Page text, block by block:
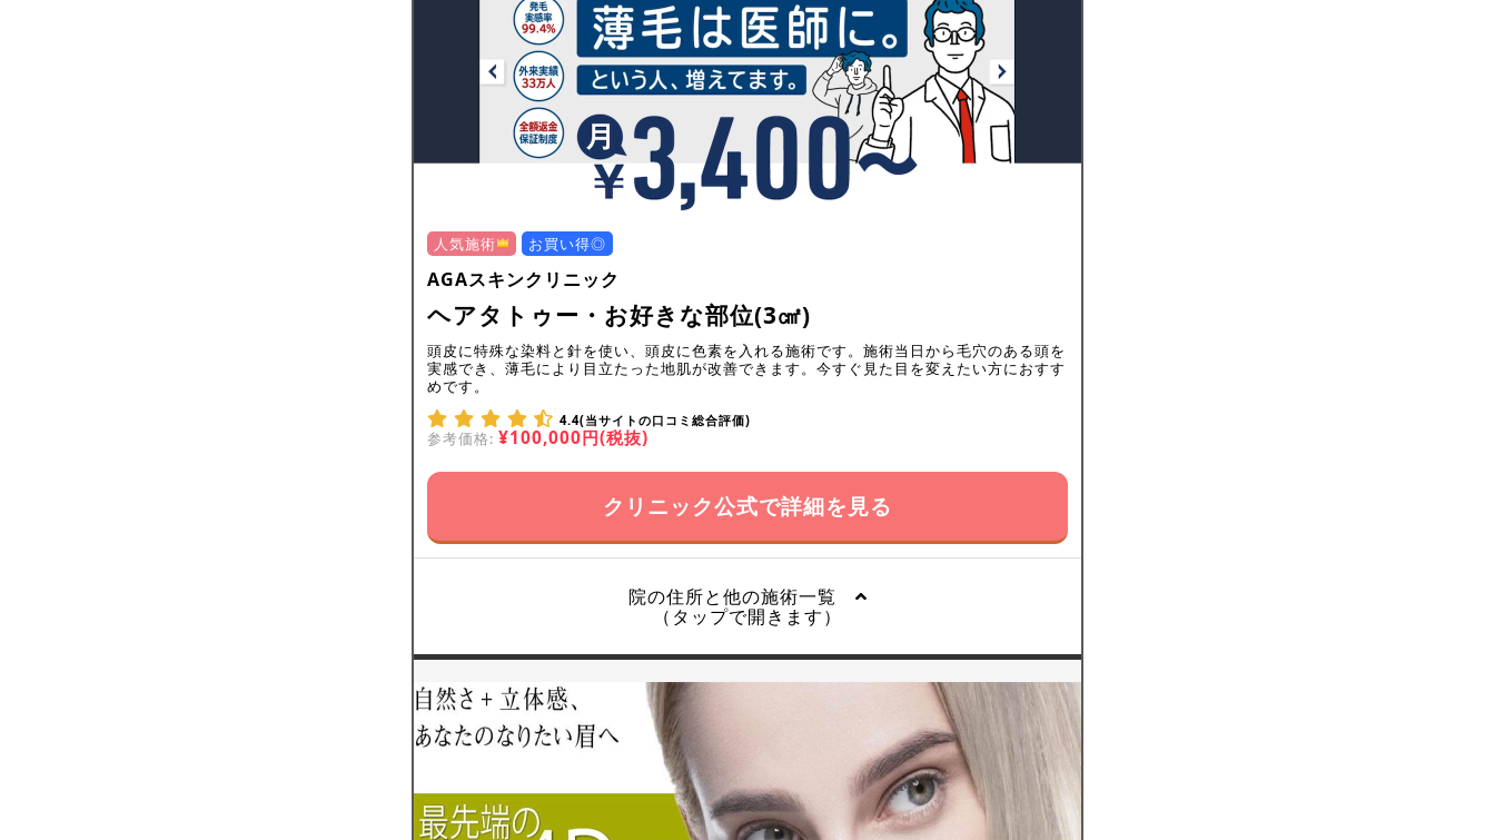
人気施術 お買い得◎
AGAスキンクリニック
ヘアタトゥー・お好きな部位(3㎠)
頭皮に特殊な染料と針を使い、頭皮に色素を入れる施術です。施術当日から毛穴のある頭を
実感でき、薄毛により目立たった地肌が改善できます。今すぐ見た目を変えたい方におすす
めです。
4.4(当サイトの口コミ総合評価)
参考価格: ¥100,000円(税抜)
クリニック公式で詳細を見る
院の住所と他の施術一覧
（タップで開きます）